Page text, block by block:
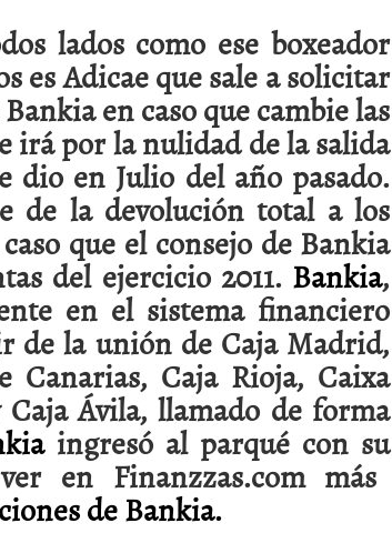
¿Por qué el Préstamo Promotor privado
de diciembre de 2025
esta opción para gestionar tus
2025
es una decisión financiera: cómo anticiparte
de 2025
punto de venta? 3 de octubre de 2025
lados como ese boxeador
es Adicae que sale a solicitar
en caso que cambie las
irá por la nulidad de la salida
dio en Julio del año pasado.
de la devolución total a los
que el consejo de Bankia
del ejercicio 2011. Bankia,
en el sistema financiero
de la unión de Caja Madrid,
Canarias, Caja Rioja, Caixa
Caja Ávila, llamado de forma
ingresó al parqué con su
en Finanzzas.com más
de Bankia.